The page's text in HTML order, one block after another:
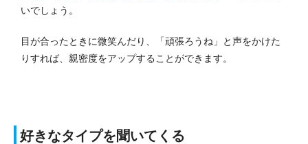
いでしょう。
目が合ったときに微笑んだり、「頑張ろうね」と声をかけた
りすれば、親密度をアップすることができます。
好きなタイプを聞いてくる